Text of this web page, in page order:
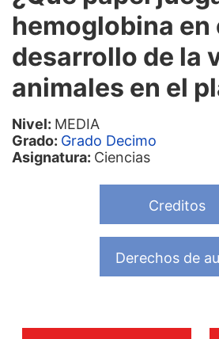
hemoglobina en
desarrollo de la
animales en el
Nivel: MEDIA
Grado: Grado Decimo
Asignatura: Ciencias
Creditos
Derechos de